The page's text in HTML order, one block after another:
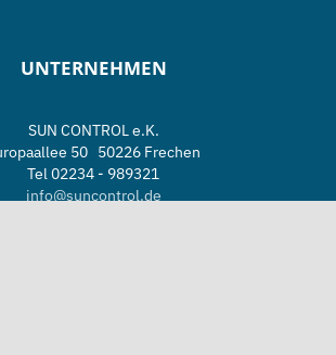
UNTERNEHMEN
SUN CONTROL e.K.
50 50226 Frechen
Tel 02234 - 989321
info@suncontrol.de